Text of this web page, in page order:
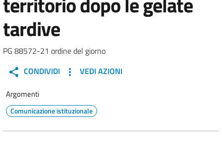
tardive
PG 88572-21 ordine del giorno
CONDIVIDI
VEDI AZIONI
Argomenti
Comunicazione istituzionale